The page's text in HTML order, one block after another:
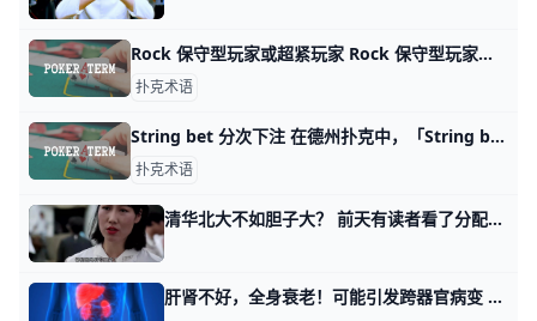
Rock 保守型玩家或超紧玩家 Rock 保守型玩家或超紧玩家，Rock用来形容那些打牌极为谨慎、只玩最强起手牌的玩家。 在扑克中，Rock通常翻译为「保守型玩家」或「超紧玩家」，用
扑克术语
String bet 分次下注 在德州扑克中，「String bet」是一种违规的下注方式，指的是玩家在进行下注时，分阶段地多次将筹码推进中心池，而不是一次性完成整个下注动作
扑克术语
清华北大不如胆子大？ 前天有读者看了分配与债务的经济周期律下的个人出路一文，他对我提到的勇气一词很感兴趣。 他留言问我，所谓勇气和清华北大不如胆子大，是不是一个意思
肝肾不好，全身衰老！可能引发跨器官病变 器官衰老的现象就如同多米诺骨牌，一个接着一个发生“连锁反应”。 对人体来说，肝肾虽然“扛老”，可一旦发生衰退迹象，可能导致全身器官“罢工”。 专